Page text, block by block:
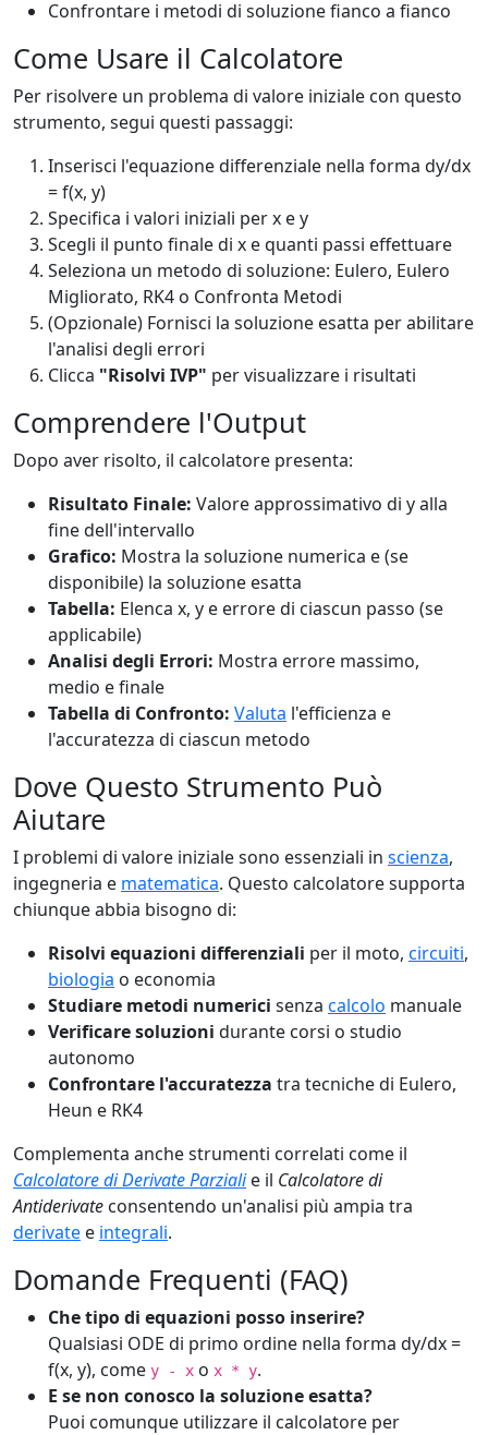
Confrontare i metodi di soluzione fianco a fianco
Come Usare il Calcolatore
Per risolvere un problema di valore iniziale con questo
strumento, segui questi passaggi:
Inserisci l'equazione differenziale nella forma dy/dx
= f(x, y)
Specifica i valori iniziali per x e y
Scegli il punto finale di x e quanti passi effettuare
Seleziona un metodo di soluzione: Eulero, Eulero
Migliorato, RK4 o Confronta Metodi
(Opzionale) Fornisci la soluzione esatta per abilitare
l'analisi degli errori
Clicca "Risolvi IVP" per visualizzare i risultati
Comprendere l'Output
Dopo aver risolto, il calcolatore presenta:
Risultato Finale: Valore approssimativo di y alla
fine dell'intervallo
Grafico: Mostra la soluzione numerica e (se
disponibile) la soluzione esatta
Tabella: Elenca x, y e errore di ciascun passo (se
applicabile)
Analisi degli Errori: Mostra errore massimo,
medio e finale
Tabella di Confronto: Valuta l'efficienza e
l'accuratezza di ciascun metodo
Dove Questo Strumento Può
Aiutare
I problemi di valore iniziale sono essenziali in scienza,
ingegneria e matematica. Questo calcolatore supporta
chiunque abbia bisogno di:
Risolvi equazioni differenziali per il moto, circuiti,
biologia o economia
Studiare metodi numerici senza calcolo manuale
Verificare soluzioni durante corsi o studio
autonomo
Confrontare l'accuratezza tra tecniche di Eulero,
Heun e RK4
Complementa anche strumenti correlati come il
Calcolatore di Derivate Parzialie il Calcolatore di
Antiderivate consentendo un'analisi più ampia tra
derivate e integrali.
Domande Frequenti (FAQ)
Che tipo di equazioni posso inserire?
Qualsiasi ODE di primo ordine nella forma dy/dx =
f(x, y), come y - x o x * y.
E se non conosco la soluzione esatta?
Puoi comunque utilizzare il calcolatore per